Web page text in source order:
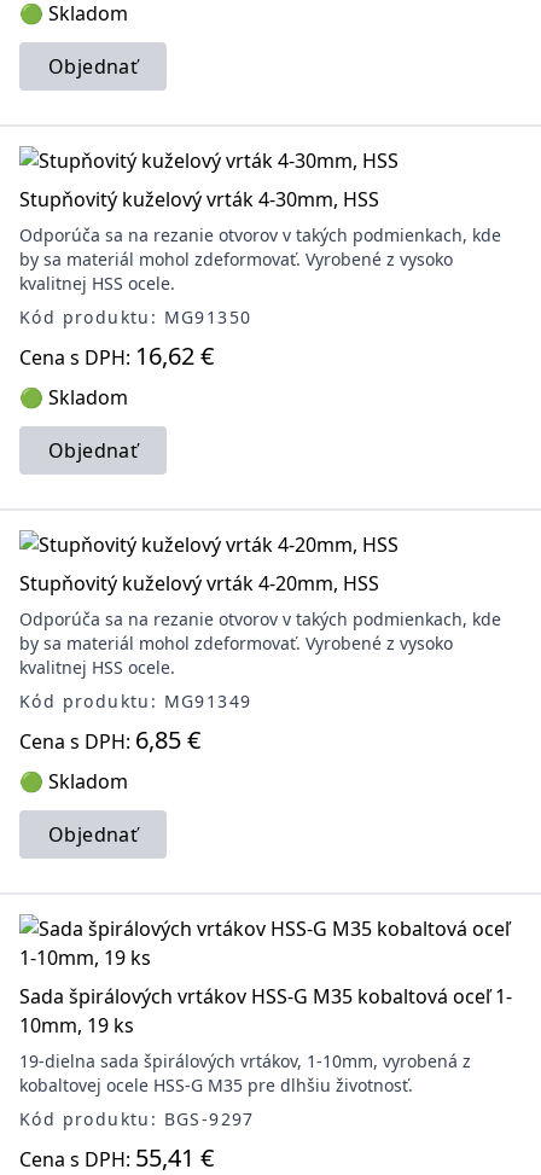
🟢 Skladom
Objednať
Stupňovitý kuželový vrták 4-30mm, HSS
Odporúča sa na rezanie otvorov v takých podmienkach, kde
by sa materiál mohol zdeformovať. Vyrobené z vysoko
kvalitnej HSS ocele.
Kód produktu: MG91350
Cena s DPH: 16,62 €
🟢 Skladom
Objednať
Stupňovitý kuželový vrták 4-20mm, HSS
Odporúča sa na rezanie otvorov v takých podmienkach, kde
by sa materiál mohol zdeformovať. Vyrobené z vysoko
kvalitnej HSS ocele.
Kód produktu: MG91349
Cena s DPH: 6,85 €
🟢 Skladom
Objednať
Sada špirálových vrtákov HSS-G M35 kobaltová oceľ 1-
10mm, 19 ks
19-dielna sada špirálových vrtákov, 1-10mm, vyrobená z
kobaltovej ocele HSS-G M35 pre dlhšiu životnosť.
Kód produktu: BGS-9297
Cena s DPH: 55,41 €